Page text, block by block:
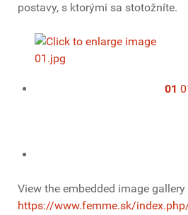
postavy, s ktorými sa stotožníte.
01
View the embedded image
https://www.femme.sk/